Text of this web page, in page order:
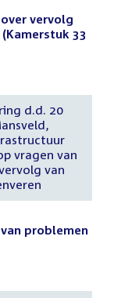
vervolg
33
d.d. 20
vragen van
van
problemen